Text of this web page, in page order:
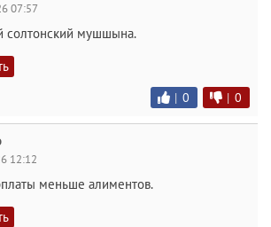
07:57
солтонский мушшына.
| 0 | 0
12:12
меньше алиментов.